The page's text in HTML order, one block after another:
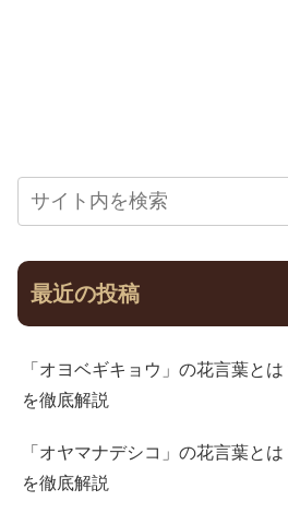
最近の投稿
「オヨベギキョウ」の花言葉と
を徹底解説
「オヤマナデシコ」の花言葉と
を徹底解説